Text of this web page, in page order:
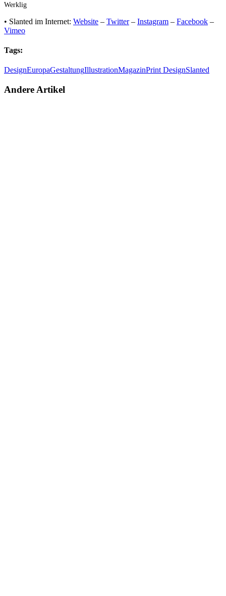
Werklig
• Slanted im Internet: Website – Twitter– Instagram – Facebook –
Vimeo
Tags:
DesignEuropaGestaltungIllustrationMagazinPrint DesignSlanted
Andere Artikel